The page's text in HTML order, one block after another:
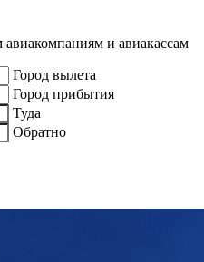
и авиакассам
Город вылета
Город прибытия
Туда
Обратно